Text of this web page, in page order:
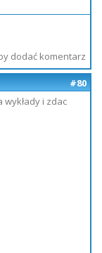
dodać komentarz
#80
i zdac